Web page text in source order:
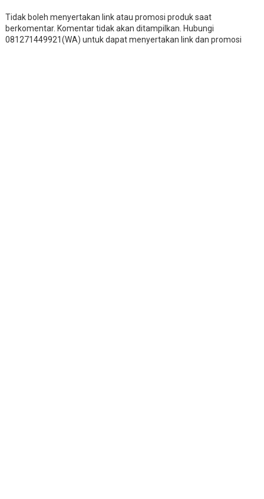
Tidak boleh menyertakan link atau promosi produk saat
berkomentar. Komentar tidak akan ditampilkan. Hubungi
081271449921(WA) untuk dapat menyertakan link dan promosi